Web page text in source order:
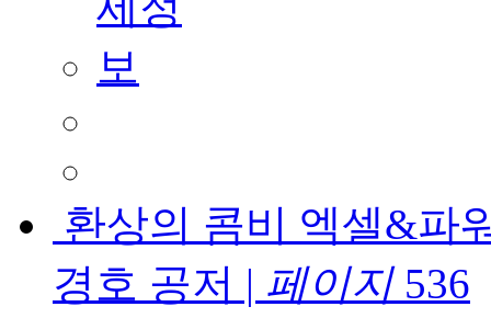
환상의 콤비 엑셀&파
경호 공저 | 페이지536